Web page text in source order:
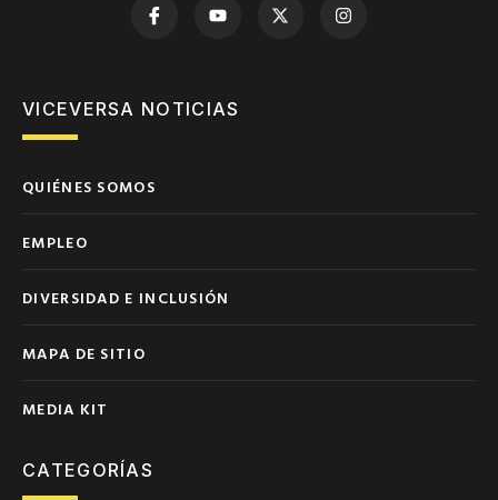
VICEVERSA NOTICIAS
QUIÉNES SOMOS
EMPLEO
DIVERSIDAD E INCLUSIÓN
MAPA DE SITIO
MEDIA KIT
CATEGORÍAS